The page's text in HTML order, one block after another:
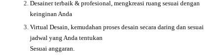
Desainer terbaik & profesional, mengkreasi ruang sesuai dengan
keinginan Anda
Virtual Desain, kemudahan proses desain secara daring dan sesuai
jadwal yang Anda tentukan
Sesuai anggaran.